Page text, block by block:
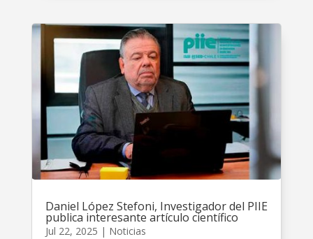
Daniel López Stefoni, Investigador del PIIE
publica interesante artículo científico
Jul 22, 2025 | Noticias